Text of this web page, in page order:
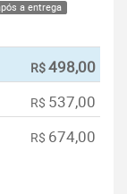
a entrega
R$498,00
R$ 537,00
R$ 674,00